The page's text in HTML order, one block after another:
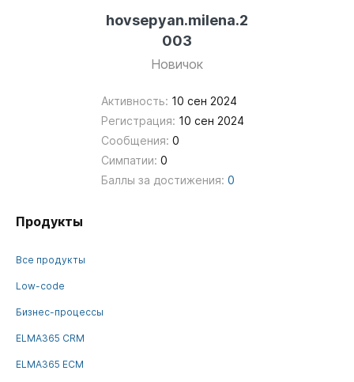
hovsepyan.milena.2
003
Новичок
Активность: 10 сен 2024
Регистрация: 10 сен 2024
Сообщения: 0
Симпатии: 0
Баллы за достижения: 0
Продукты
Все продукты
Low-code
Бизнес-процессы
ELMA365 CRM
ELMA365 ECM